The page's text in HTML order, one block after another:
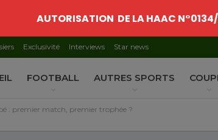
Exclusivité Interviews Star news
FOOTBALL AUTRES SPORTS
: premier match, premier trophée ?
AUTORISATION DE LA HAAC